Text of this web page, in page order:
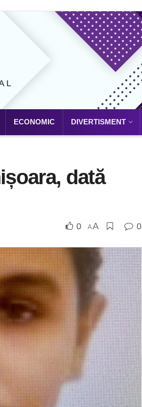
ECONOMIC DIVERTISMENT
dată
0 AA 0